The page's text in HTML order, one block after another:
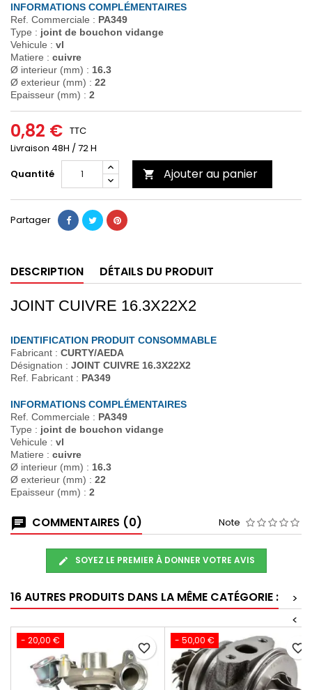
INFORMATIONS COMPLÉMENTAIRES
Ref. Commerciale : PA349
Type : joint de bouchon vidange
Vehicule : vl
Matiere : cuivre
Ø interieur (mm) : 16.3
Ø exterieur (mm) : 22
Epaisseur (mm) : 2
0,82 € TTC
Livraison 48H / 72 H
Quantité
 Ajouter au panier
Partager
DESCRIPTION DÉTAILS DU PRODUIT
JOINT CUIVRE 16.3X22X2
IDENTIFICATION PRODUIT CONSOMMABLE
Fabricant : CURTY/AEDA
Désignation : JOINT CUIVRE 16.3X22X2
Ref. Fabricant : PA349
INFORMATIONS COMPLÉMENTAIRES
Ref. Commerciale : PA349
Type : joint de bouchon vidange
Vehicule : vl
Matiere : cuivre
Ø interieur (mm) : 16.3
Ø exterieur (mm) : 22
Epaisseur (mm) : 2
COMMENTAIRES (0) Note
SOYEZ LE PREMIER À DONNER VOTRE AVIS
16 AUTRES PRODUITS DANS LA MÊME CATÉGORIE :
>
<
- 20,00 €
favorite_border
- 50,00 €
favorite_border